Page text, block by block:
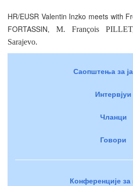
HR/EUSR Valentin Inzko meets with
FORTASSIN, M. François
Sarajevo.
Саопштења за
Интервјуи
Чланци
Говори
Конференције за